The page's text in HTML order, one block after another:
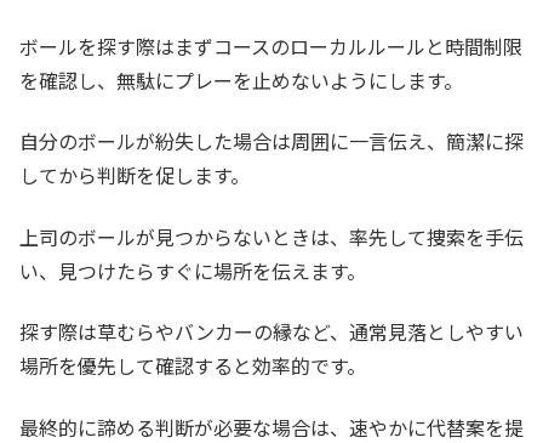
ボールを探す際はまずコースのローカルルールと時間制限
を確認し、無駄にプレーを止めないようにします。
自分のボールが紛失した場合は周囲に一言伝え、簡潔に探
してから判断を促します。
上司のボールが見つからないときは、率先して捜索を手伝
い、見つけたらすぐに場所を伝えます。
探す際は草むらやバンカーの縁など、通常見落としやすい
場所を優先して確認すると効率的です。
最終的に諦める判断が必要な場合は、速やかに代替案を提